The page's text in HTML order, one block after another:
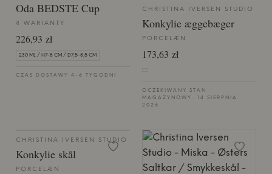
Oda BEDSTE Cup
4 WARIANTY
226,93 zł
230 ML / H7-8 CM / D7,5-8,5 CM
CZAS DOSTAWY 4-6 TYGODNI
CHRISTINA IVERSEN STUDIO
Konkylie æggebæger
PORCELÆN
173,63 zł
OCZEKIWANY STAN
MAGAZYNOWY: 14 SIERPNIA
2026
CHRISTINA IVERSEN STUDIO
Konkylie skål
PORCELÆN